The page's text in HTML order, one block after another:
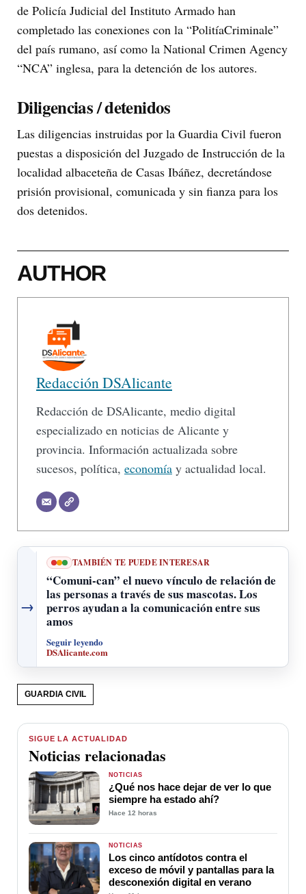
de Policía Judicial del Instituto Armado han
completado las conexiones con la “PolitíaCriminale”
del país rumano, así como la National Crimen Agency
“NCA” inglesa, para la detención de los autores.
Diligencias / detenidos
Las diligencias instruidas por la Guardia Civil fueron
puestas a disposición del Juzgado de Instrucción de la
localidad albaceteña de Casas Ibáñez, decretándose
prisión provisional, comunicada y sin fianza para los
dos detenidos.
AUTHOR
Redacción DSAlicante
Redacción de DSAlicante, medio digital
especializado en noticias de Alicante y
provincia. Información actualizada sobre
sucesos, política, economía y actualidad local.
→
TAMBIÉN TE PUEDE INTERESAR
“Comuni-can” el nuevo vínculo de relación de
las personas a través de sus mascotas. Los
perros ayudan a la comunicación entre sus
amos
Seguir leyendo
DSAlicante.com
GUARDIA CIVIL
SIGUE LA ACTUALIDAD
Noticias relacionadas
NOTICIAS
¿Qué nos hace dejar de ver lo que
siempre ha estado ahí?
Hace 12 horas
NOTICIAS
Los cinco antídotos contra el
exceso de móvil y pantallas para la
desconexión digital en verano